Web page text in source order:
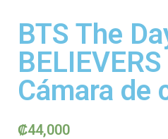
BTS The
Cámara de
₡44,000